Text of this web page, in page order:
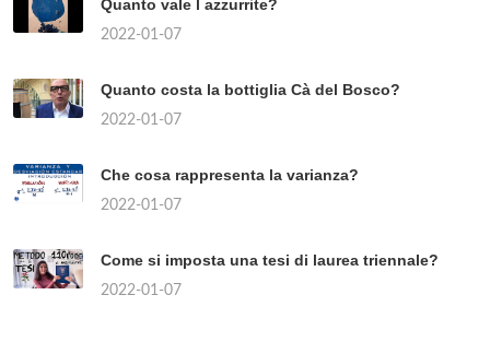
Quanto vale l azzurrite?
2022-01-07
Quanto costa la bottiglia Cà del Bosco?
2022-01-07
Che cosa rappresenta la varianza?
2022-01-07
Come si imposta una tesi di laurea triennale?
2022-01-07